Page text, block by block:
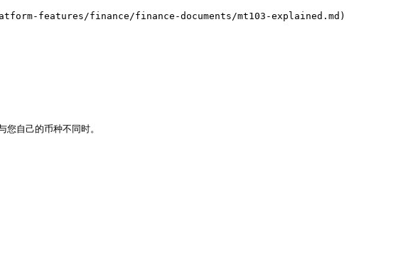
features/finance/finance-documents/mt103-explained.md)
自己的币种不同时。